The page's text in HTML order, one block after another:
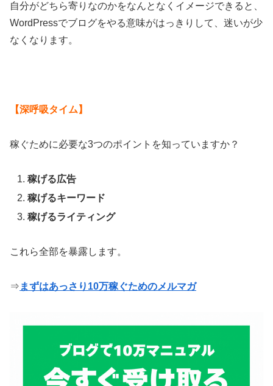
自分がどちら寄りなのかをなんとなくイメージできると、
WordPressでブログをやる意味がはっきりして、迷いが少
なくなります。
【深呼吸タイム】
稼ぐために必要な3つのポイントを知っていますか？
稼げる広告
稼げるキーワード
稼げるライティング
これら全部を暴露します。
⇒ まずはあっさり10万稼ぐためのメルマガ